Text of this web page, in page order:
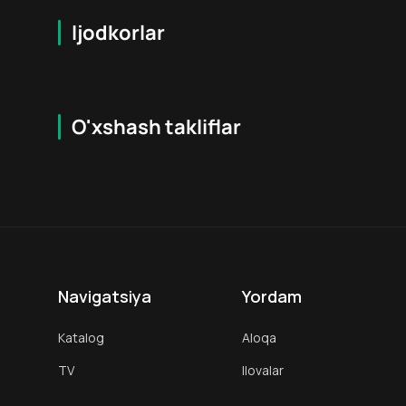
Ijodkorlar
O'xshash takliflar
Navigatsiya
Katalog
TV
Yordam
Aloqa
Ilovalar